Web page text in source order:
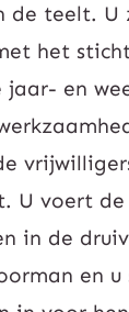
de teelt. U
het
en
U voert de
in de
en u